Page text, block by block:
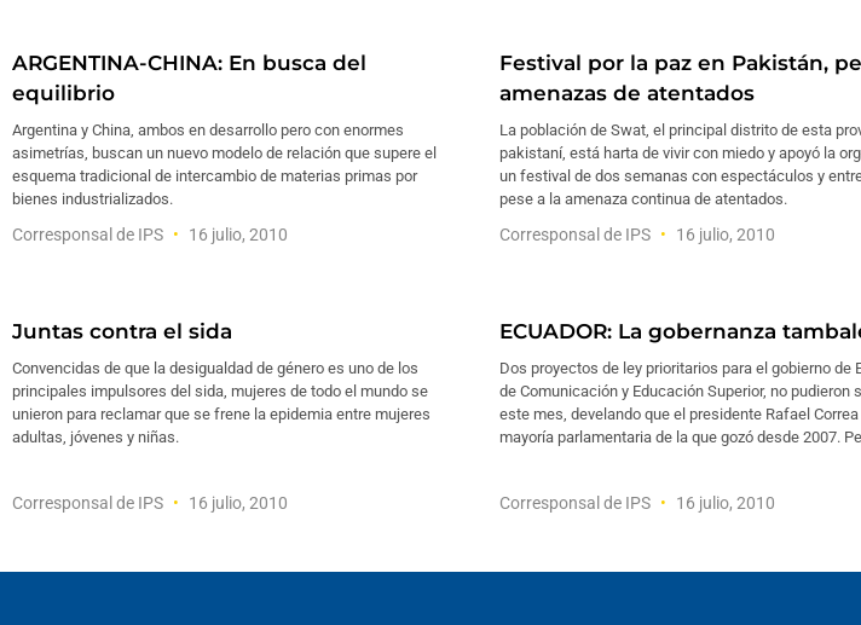
ARGENTINA-CHINA: En busca del
equilibrio
Argentina y China, ambos en desarrollo pero con enormes
asimetrías, buscan un nuevo modelo de relación que supere el
esquema tradicional de intercambio de materias primas por
bienes industrializados.
Corresponsal de IPS 16 julio, 2010
Festival por la paz en Pakistán,
amenazas de atentados
La población de Swat, el principal distrito de esta
pakistaní, está harta de vivir con miedo y apoyó la
un festival de dos semanas con espectáculos y
pese a la amenaza continua de atentados.
Corresponsal de IPS 16 julio, 2010
Juntas contra el sida
Convencidas de que la desigualdad de género es uno de los
principales impulsores del sida, mujeres de todo el mundo se
unieron para reclamar que se frene la epidemia entre mujeres
adultas, jóvenes y niñas.
Corresponsal de IPS 16 julio, 2010
ECUADOR: La gobernanza
Dos proyectos de ley prioritarios para el gobierno de
de Comunicación y Educación Superior, no pudieron
este mes, develando que el presidente Rafael
mayoría parlamentaria de la que gozó desde 2007.
Corresponsal de IPS 16 julio, 2010